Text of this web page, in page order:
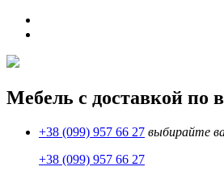
Мебель с доставкой по
+38 (099) 957 66 27 выбирайте
+38 (099) 957 66 27